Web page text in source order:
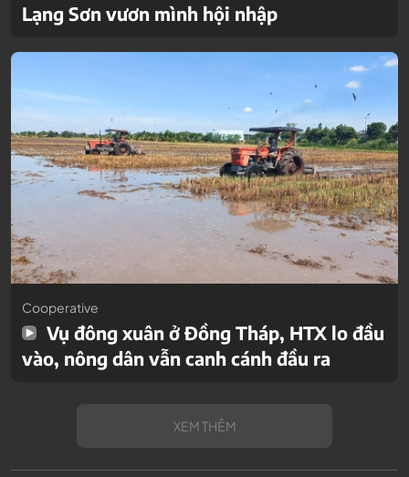
Lạng Sơn vươn mình hội nhập
Cooperative
Vụ đông xuân ở Đồng Tháp, HTX lo đầu
vào, nông dân vẫn canh cánh đầu ra
XEM THÊM